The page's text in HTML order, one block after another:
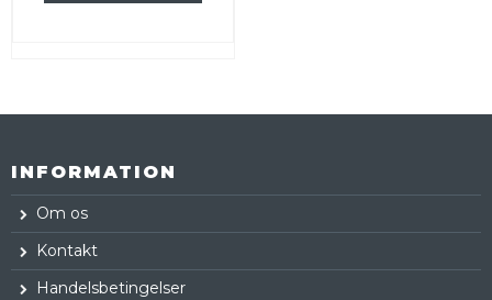
INFORMATION
Om os
Kontakt
Handelsbetingelser